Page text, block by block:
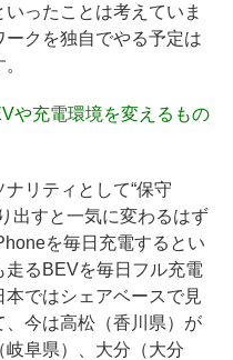
ったことは考えていま
クを独自でやる予定は
や充電環境を変えるもの
リティとして“保守
出すと一気に変わるはず
を毎日充電するとい
走るBEVを毎日フル充電
ではシェアベースで見
今は高松（香川県）が
阜県）、大分（大分